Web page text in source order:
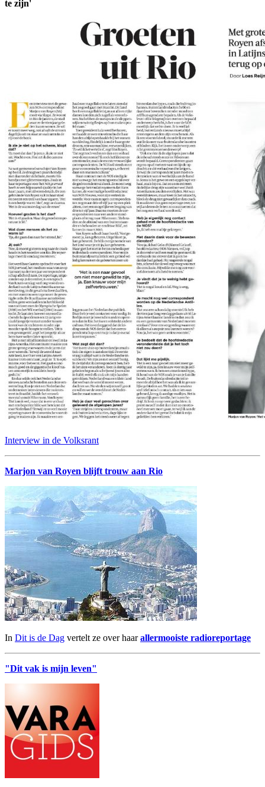
te zijn'
Interview in de Volksrant
Marjon van Royen blijft trouw aan Rio
In Dit is de Dag vertelt ze over haarallermooiste radioreportage
"Dit vak is mijn leven"